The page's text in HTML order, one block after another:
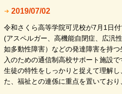
2019/07/02
令和さくら高等学院可児校が7月1日
(アスペルガー、高機能自閉症、広汎
如多動性障害）などの発達障害を持
入のための通信制高校サポート施設
生徒の特性をしっかりと捉えて理解
た、福祉との連係に重点を置いてお